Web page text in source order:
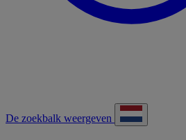
De zoekbalk weergeven